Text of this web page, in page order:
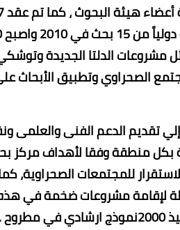
وأكد أن يوجد بمركز
مجلس
مثل مشروعات الدلتا الجديدة
تنمية المجتمع الصحراوي وتطبيق الأبحاث
(11 محطة اقليمية ) تهدف إلي تقديم الدعم الفنى
بكل منطقة وفقا لأهداف مركز
للمجتمعات الصحراوية،
لإقامة مشروعات ضخمة في
.